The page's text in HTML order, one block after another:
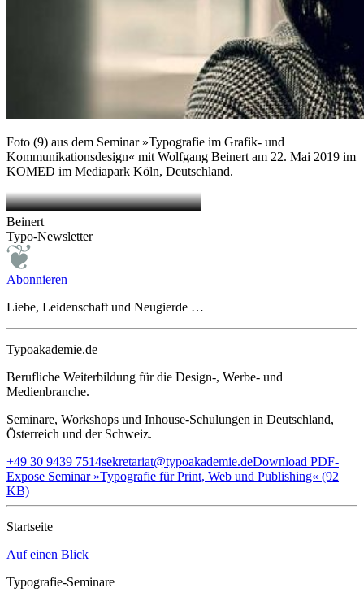
Foto (9) aus dem Seminar »Typografie im Grafik- und
Kommunikationsdesign« mit Wolfgang Beinert am 22. Mai 2019 im
KOMED im Mediapark Köln, Deutschland.
Beinert
Typo-Newsletter
Abonnieren
Liebe, Leidenschaft und Neugierde …
Typoakademie.de
Berufliche Weiterbildung für die Design-, Werbe- und
Medienbranche.
Seminare, Workshops und Inhouse-Schulungen in Deutschland,
Österreich und der Schweiz.
+49 30 9439 7514sekretariat@typoakademie.deDownload PDF-
Expose Seminar »Typografie für Print, Web und Publishing« (92
KB)
Startseite
Auf einen Blick
Typografie-Seminare